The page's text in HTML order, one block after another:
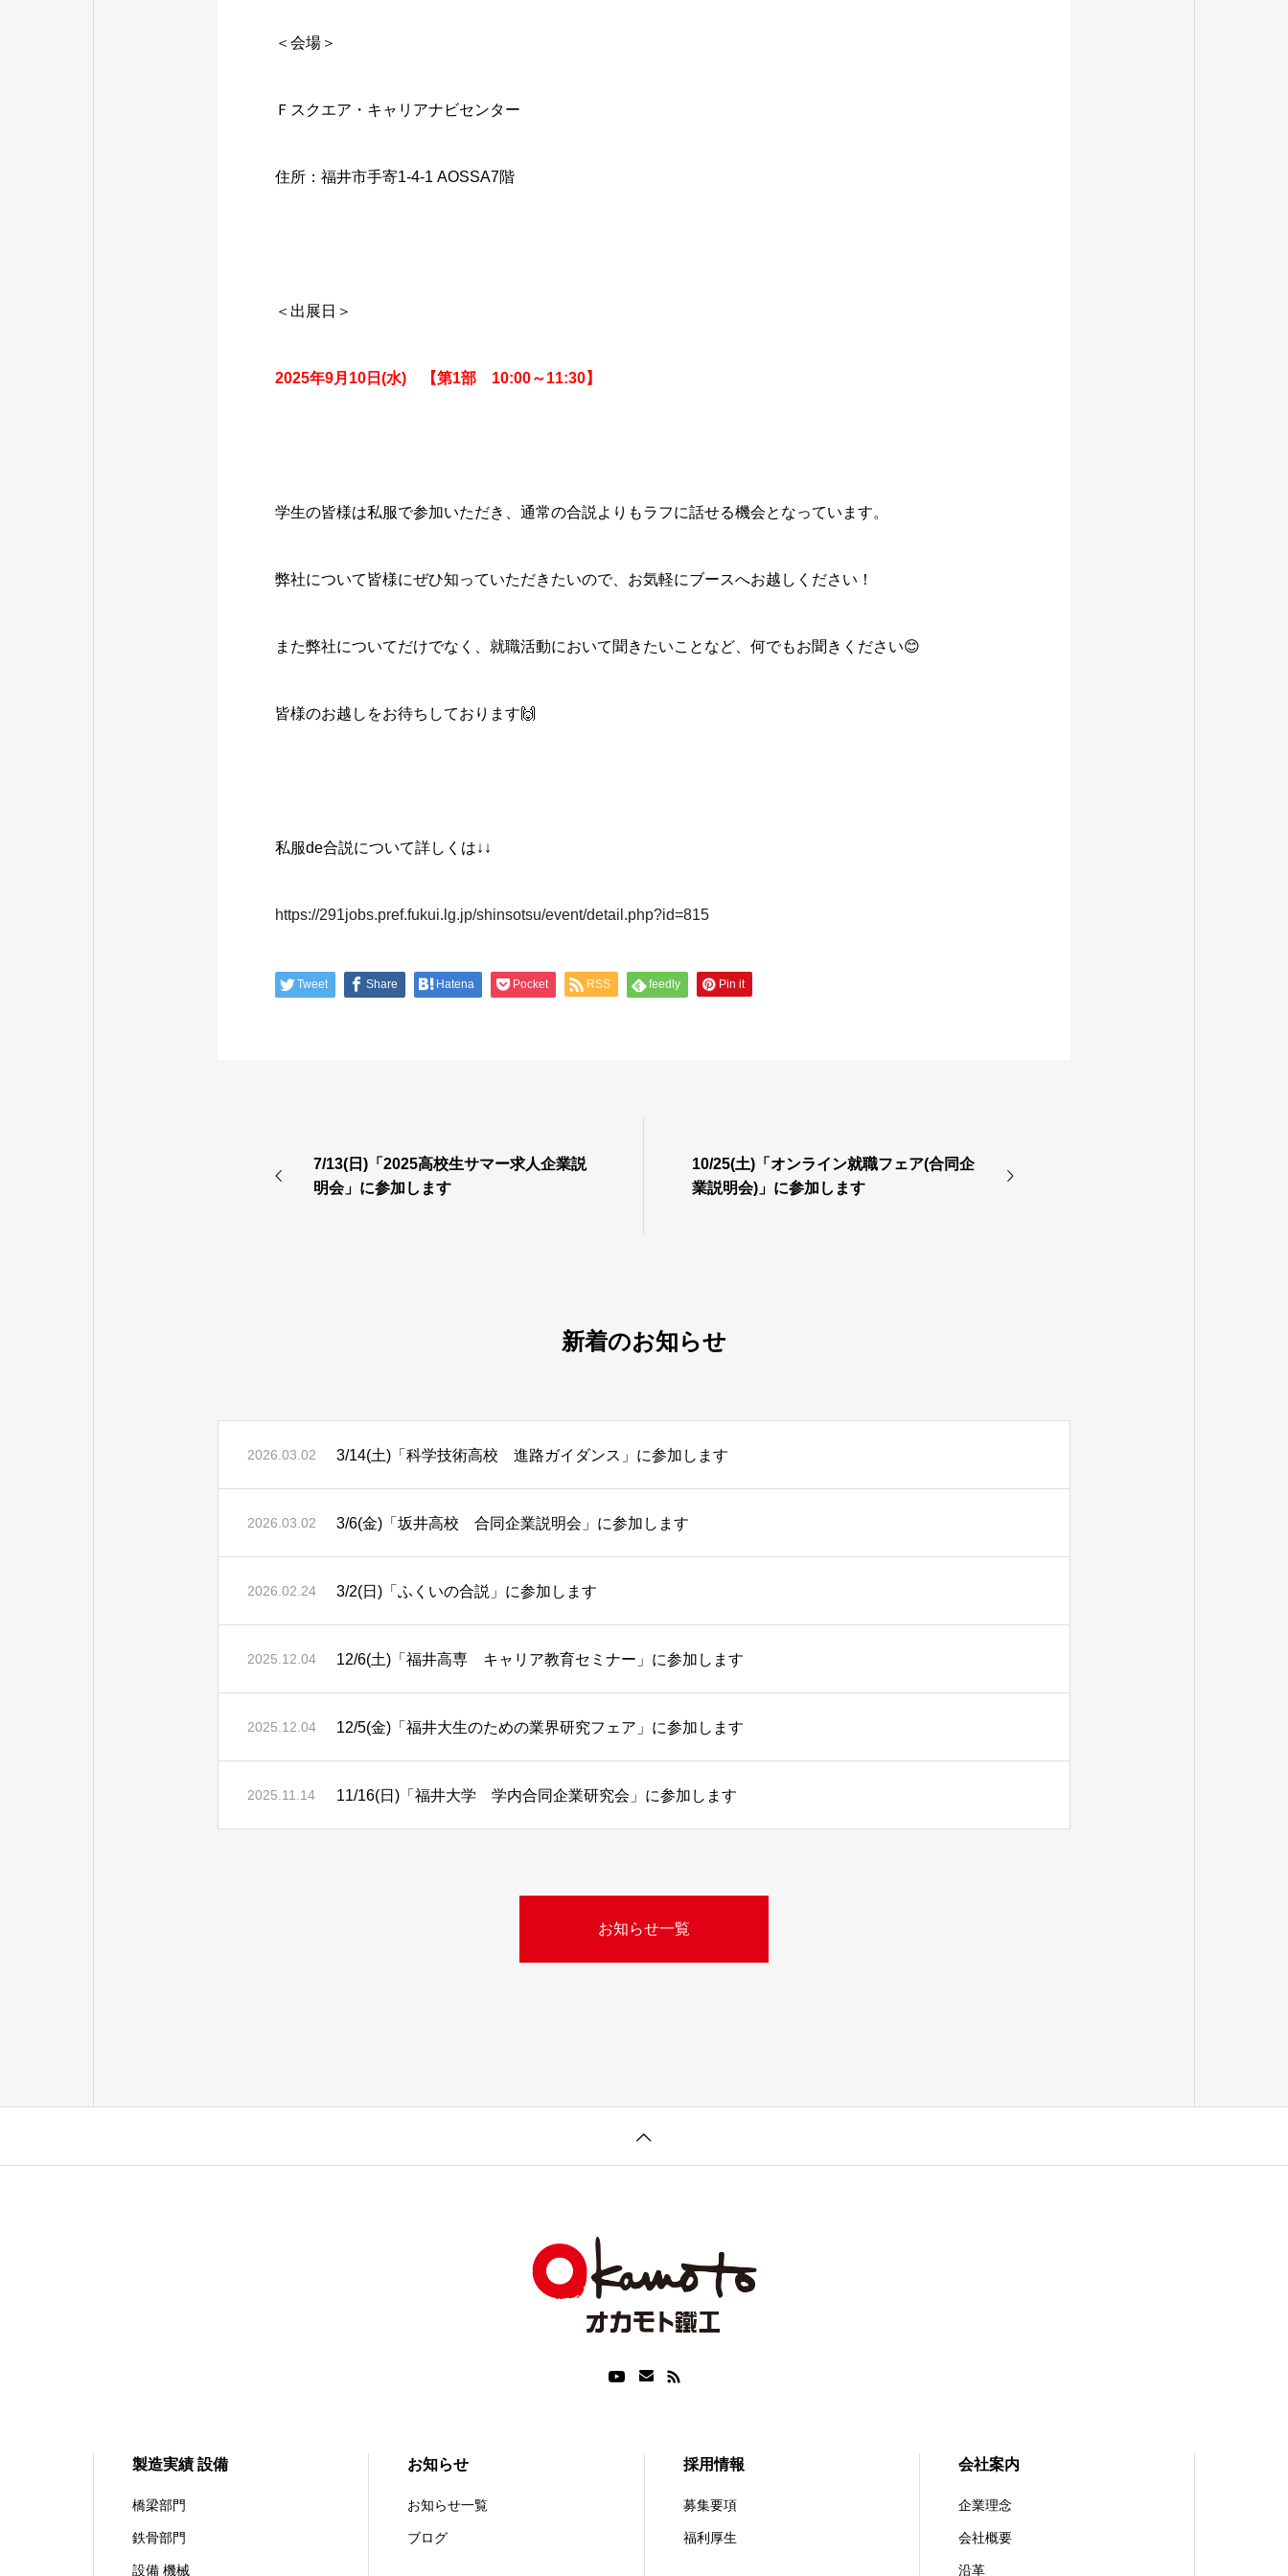
＜会場＞
Ｆスクエア・キャリアナビセンター
住所：福井市手寄1-4-1 AOSSA7階
＜出展日＞
2025年9月10日(水) 【第1部 10:00～11:30】
学生の皆様は私服で参加いただき、通常の合説よりもラフに話せる機会となっています。
弊社について皆様にぜひ知っていただきたいので、お気軽にブースへお越しください！
また弊社についてだけでなく、就職活動において聞きたいことなど、何でもお聞きください😊
皆様のお越しをお待ちしております🙌
私服de合説について詳しくは↓↓
https://291jobs.pref.fukui.lg.jp/shinsotsu/event/detail.php?id=815
Tweet Share Hatena Pocket RSS feedly Pin it
7/13(日)「2025高校生サマー求人企業説
明会」に参加します
10/25(土)「オンライン就職フェア(合同企
業説明会)」に参加します
新着のお知らせ
2026.03.02 3/14(土)「科学技術高校 進路ガイダンス」に参加します
2026.03.02 3/6(金)「坂井高校 合同企業説明会」に参加します
2026.02.24 3/2(日)「ふくいの合説」に参加します
2025.12.04 12/6(土)「福井高専 キャリア教育セミナー」に参加します
2025.12.04 12/5(金)「福井大生のための業界研究フェア」に参加します
2025.11.14 11/16(日)「福井大学 学内合同企業研究会」に参加します
お知らせ一覧
製造実績 設備
橋梁部門
鉄骨部門
設備 機械
お知らせ
お知らせ一覧
ブログ
採用情報
募集要項
福利厚生
会社案内
企業理念
会社概要
沿革